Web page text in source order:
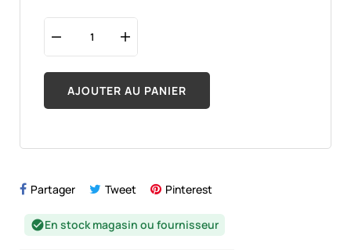
AJOUTER AU PANIER
Partager Tweet Pinterest
check_circleEn stock magasin ou fournisseur